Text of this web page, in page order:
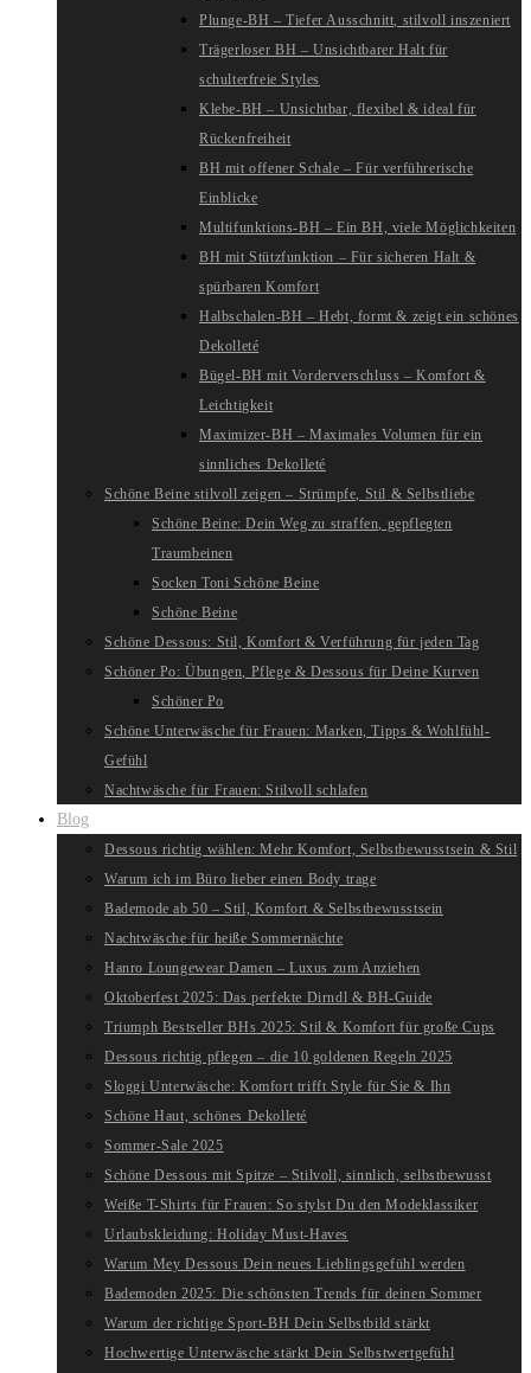
Plunge-BH – Tiefer Ausschnitt, stilvoll inszeniert
Trägerloser BH – Unsichtbarer Halt für
schulterfreie Styles
Klebe-BH – Unsichtbar, flexibel & ideal für
Rückenfreiheit
BH mit offener Schale – Für verführerische
Einblicke
Multifunktions-BH – Ein BH, viele Möglichkeiten
BH mit Stützfunktion – Für sicheren Halt &
spürbaren Komfort
Halbschalen-BH – Hebt, formt & zeigt ein schönes
Dekolleté
Bügel-BH mit Vorderverschluss – Komfort &
Leichtigkeit
Maximizer-BH – Maximales Volumen für ein
sinnliches Dekolleté
Schöne Beine stilvoll zeigen – Strümpfe, Stil & Selbstliebe
Schöne Beine: Dein Weg zu straffen, gepflegten
Traumbeinen
Socken Toni Schöne Beine
Schöne Beine
Schöne Dessous: Stil, Komfort & Verführung für jeden Tag
Schöner Po: Übungen, Pflege & Dessous für Deine Kurven
Schöner Po
Schöne Unterwäsche für Frauen: Marken, Tipps & Wohlfühl-
Gefühl
Nachtwäsche für Frauen: Stilvoll schlafen
Blog
Dessous richtig wählen: Mehr Komfort, Selbstbewusstsein & Stil
Warum ich im Büro lieber einen Body trage
Bademode ab 50 – Stil, Komfort & Selbstbewusstsein
Nachtwäsche für heiße Sommernächte
Hanro Loungewear Damen – Luxus zum Anziehen
Oktoberfest 2025: Das perfekte Dirndl & BH-Guide
Triumph Bestseller BHs 2025: Stil & Komfort für große Cups
Dessous richtig pflegen – die 10 goldenen Regeln 2025
Sloggi Unterwäsche: Komfort trifft Style für Sie & Ihn
Schöne Haut, schönes Dekolleté
Sommer-Sale 2025
Schöne Dessous mit Spitze – Stilvoll, sinnlich, selbstbewusst
Weiße T-Shirts für Frauen: So stylst Du den Modeklassiker
Urlaubskleidung: Holiday Must-Haves
Warum Mey Dessous Dein neues Lieblingsgefühl werden
Bademoden 2025: Die schönsten Trends für deinen Sommer
Warum der richtige Sport-BH Dein Selbstbild stärkt
Hochwertige Unterwäsche stärkt Dein Selbstwertgefühl